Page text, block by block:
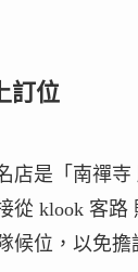
訂位
店是「南禪寺
從 klook 客路
候位，以免擔